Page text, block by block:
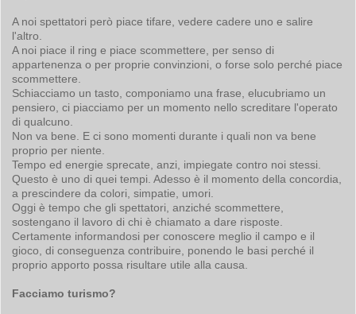
A noi spettatori però piace tifare, vedere cadere uno e salire
l'altro.
A noi piace il ring e piace scommettere, per senso di
appartenenza o per proprie convinzioni, o forse solo perché piace
scommettere.
Schiacciamo un tasto, componiamo una frase, elucubriamo un
pensiero, ci piacciamo per un momento nello screditare l'operato
di qualcuno.
Non va bene. E ci sono momenti durante i quali non va bene
proprio per niente.
Tempo ed energie sprecate, anzi, impiegate contro noi stessi.
Questo è uno di quei tempi. Adesso è il momento della concordia,
a prescindere da colori, simpatie, umori.
Oggi è tempo che gli spettatori, anziché scommettere,
sostengano il lavoro di chi è chiamato a dare risposte.
Certamente informandosi per conoscere meglio il campo e il
gioco, di conseguenza contribuire, ponendo le basi perché il
proprio apporto possa risultare utile alla causa.
Facciamo turismo?